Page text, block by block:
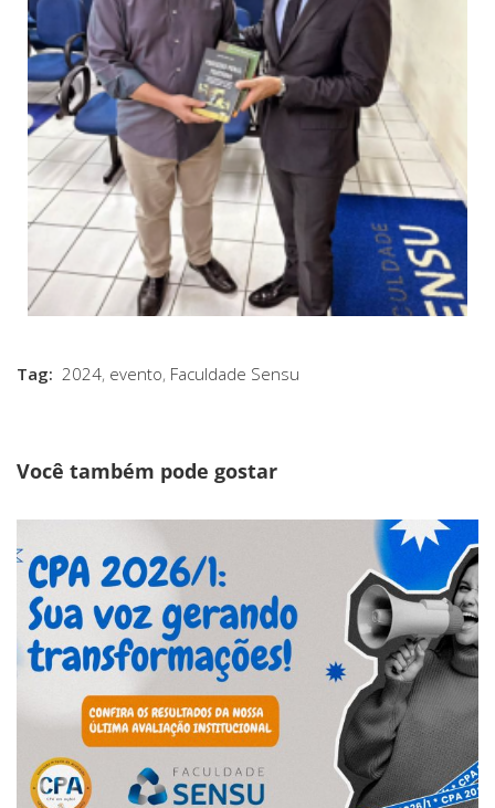
Tag: 2024, evento, Faculdade Sensu
Você também pode gostar